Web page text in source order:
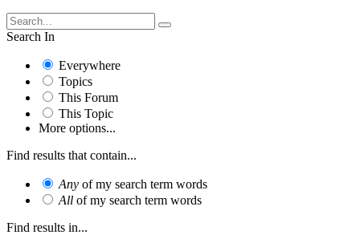
Search In
Everywhere
Topics
This Forum
This Topic
More options...
Find results that contain...
Any of my search term words
All of my search term words
Find results in...